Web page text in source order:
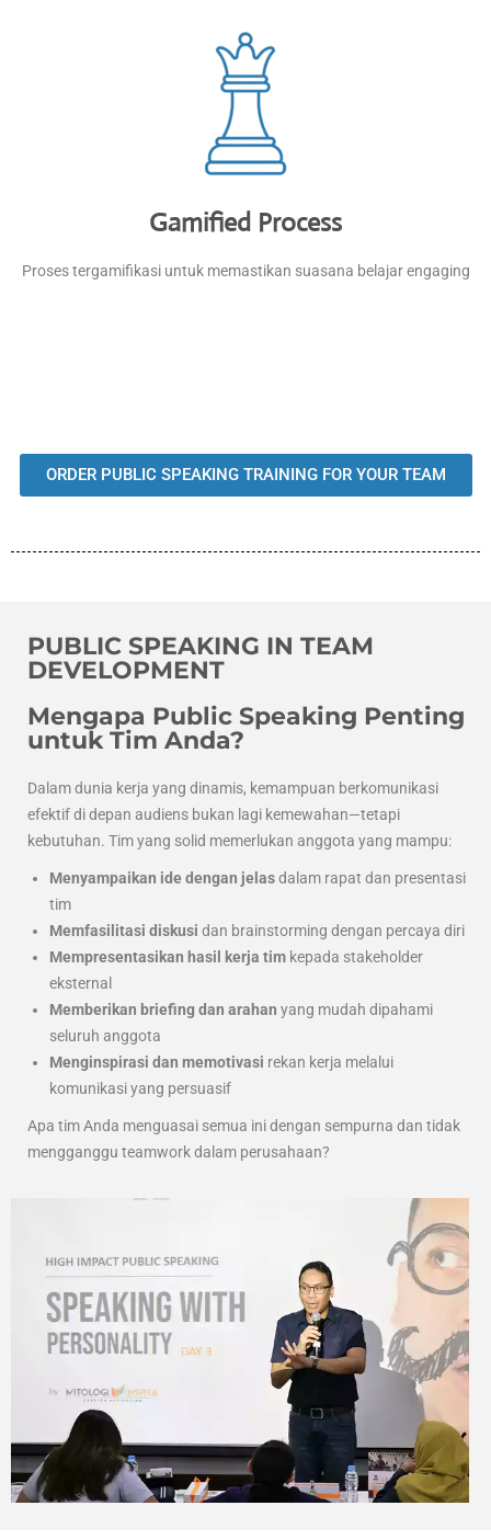
Gamified Process
Proses tergamifikasi untuk memastikan suasana belajar engaging
ORDER PUBLIC SPEAKING TRAINING FOR YOUR TEAM
PUBLIC SPEAKING IN TEAM
DEVELOPMENT
Mengapa Public Speaking Penting
untuk Tim Anda?
Dalam dunia kerja yang dinamis, kemampuan berkomunikasi
efektif di depan audiens bukan lagi kemewahan—tetapi
kebutuhan. Tim yang solid memerlukan anggota yang mampu:
Menyampaikan ide dengan jelasdalam rapat dan presentasi
tim
Memfasilitasi diskusi dan brainstorming dengan percaya diri
Mempresentasikan hasil kerja tim kepada stakeholder
eksternal
Memberikan briefing dan arahan yang mudah dipahami
seluruh anggota
Menginspirasi dan memotivasi rekan kerja melalui
komunikasi yang persuasif
Apa tim Anda menguasai semua ini dengan sempurna dan tidak
mengganggu teamwork dalam perusahaan?